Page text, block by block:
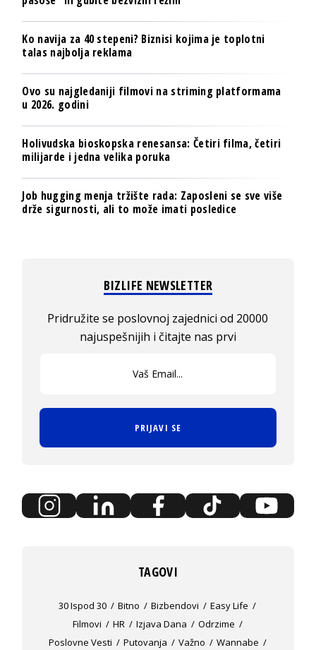
Ko navija za 40 stepeni? Biznisi kojima je toplotni
talas najbolja reklama
Ovo su najgledaniji filmovi na striming platformama
u 2026. godini
Holivudska bioskopska renesansa: Četiri filma, četiri
milijarde i jedna velika poruka
Job hugging menja tržište rada: Zaposleni se sve više
drže sigurnosti, ali to može imati posledice
BIZLIFE NEWSLETTER
Pridružite se poslovnoj zajednici od 20000
najuspešnijih i čitajte nas prvi
PRIJAVI SE
TAGOVI
30 Ispod 30 Bitno Bizbendovi
Easy Life
Filmovi
HR Izjava Dana
Odrzime
Poslovne Vesti
Putovanja Važno
Wannabe